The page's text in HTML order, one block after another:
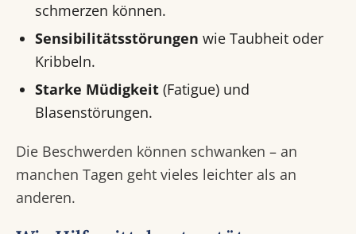
schmerzen können.
Sensibilitätsstörungen wie Taubheit oder
Kribbeln.
Starke Müdigkeit (Fatigue) und
Blasenstörungen.
Die Beschwerden können schwanken – an
manchen Tagen geht vieles leichter als an
anderen.